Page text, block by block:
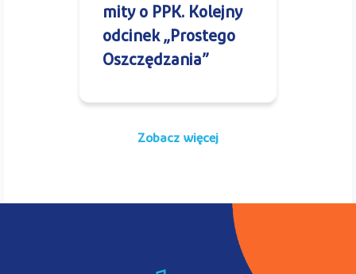
mity o PPK. Kolejny
odcinek „Prostego
Oszczędzania”
Zobacz więcej